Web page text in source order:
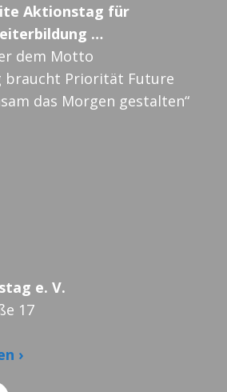
Aktionstag für
…
dem Motto
braucht Priorität Future
das Morgen gestalten“
e. V.
17
›